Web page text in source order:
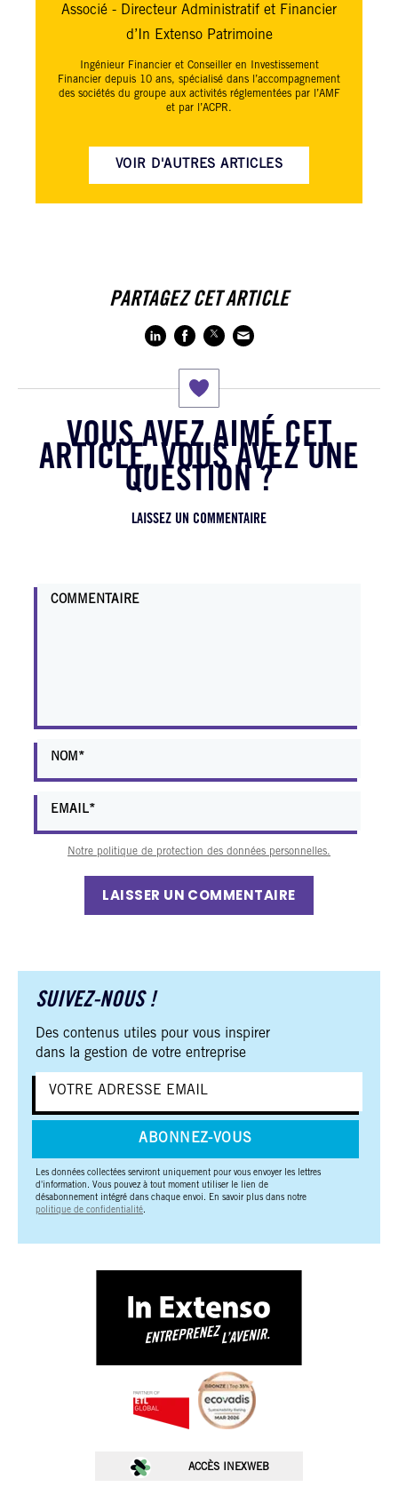
Associé - Directeur Administratif et Financier
d’In Extenso Patrimoine
Ingénieur Financier et Conseiller en Investissement
Financier depuis 10 ans, spécialisé dans l’accompagnement
des sociétés du groupe aux activités réglementées par l’AMF
et par l’ACPR.
VOIR D'AUTRES ARTICLES
PARTAGEZ CET ARTICLE
VOUS AVEZ AIMÉ CET
ARTICLE, VOUS AVEZ UNE
QUESTION ?
LAISSEZ UN COMMENTAIRE
Notre politique de protection des données personnelles.
LAISSER UN COMMENTAIRE
SUIVEZ-NOUS !
Des contenus utiles pour vous inspirer
dans la gestion de votre entreprise
ABONNEZ-VOUS
Les données collectées serviront uniquement pour vous envoyer les lettres
d'information. Vous pouvez à tout moment utiliser le lien de
désabonnement intégré dans chaque envoi. En savoir plus dans notre
politique de confidentialité.
ACCÈS INEXWEB
🚀 Choisissez.
Chez In Extenso, on ne vous sert pas des cookies juste pour le
d’optimiser votre expérience, et de vous proposer des contenus taillés